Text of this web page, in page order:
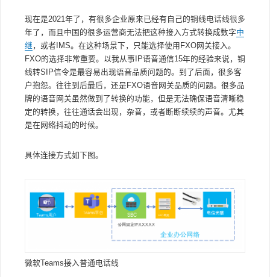
现在是2021年了，有很多企业原来已经有自己的铜线电话线很多
年了，而且中国的很多运营商无法把这种接入方式转换成数字中
继 ，或者IMS。在这种场景下，只能选择使用FXO网关接入。
FXO的选择非常重要。以我从事IP语音通信15年的经验来说，铜
线转SIP信令是最容易出现语音品质问题的。到了后面，很多客
户抱怨。往往到后最后，还是FXO语音网关品质的问题。很多品
牌的语音网关虽然做到了转换的功能，但是无法确保语音清晰稳
定的转换，往往通话会出现，杂音，或者断断续续的声音。尤其
是在网络抖动的时候。
具体连接方式如下图。
微软Teams接入普通电话线